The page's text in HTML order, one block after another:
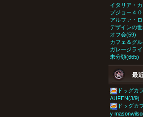
イタリア・
プジョー４
アルファ・
デザインの
オフ会(59)
カフェ＆グ
ガレージラ
未分類(665)
最
ドッグカ
AUFEN(3/9)
ドッグカ
y